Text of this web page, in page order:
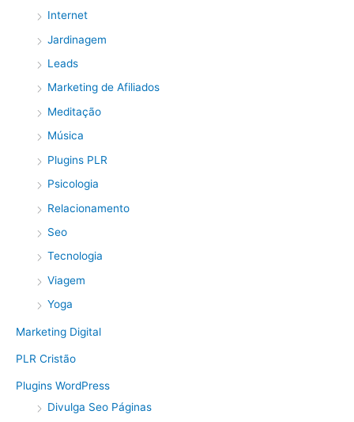
Internet
Jardinagem
Leads
Marketing de Afiliados
Meditação
Música
Plugins PLR
Psicologia
Relacionamento
Seo
Tecnologia
Viagem
Yoga
Marketing Digital
PLR Cristão
Plugins WordPress
Divulga Seo Páginas